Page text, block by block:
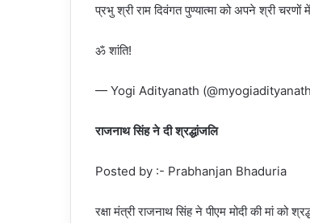
प्रभु श्री राम दिवंगत पुण्यात्मा को अपने श्री
ॐ शांति!
— Yogi Adityanath
राजनाथ सिंह ने दी श्रद्धांजलि
Posted by :- Prabhanjan Bhaduria
रक्षा मंत्री राजनाथ सिंह ने पीएम मोदी की मां को